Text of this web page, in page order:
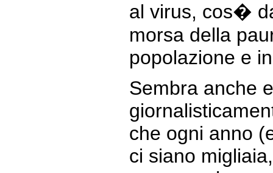
al virus, cos�
morsa della
popolazione e
Sembra anche
che ogni anno
ci siano